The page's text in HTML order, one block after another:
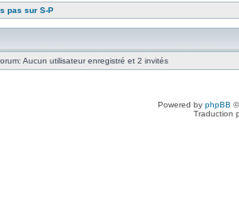
pas sur S-P
Aucun utilisateur enregistré et 2 invités
Powered by phpBB
Traduction